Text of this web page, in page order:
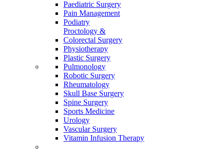
Paediatric Surgery
Pain Management
Podiatry
Proctology &
Colorectal Surgery
Physiotherapy
Plastic Surgery
Pulmonology
Robotic Surgery
Rheumatology
Skull Base Surgery
Spine Surgery
Sports Medicine
Urology
Vascular Surgery
Vitamin Infusion Therapy